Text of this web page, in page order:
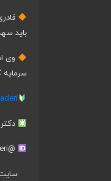
باید
وی
سرمایه گذاری که حداقل ۴۰ درصد
@dr_jafar_ghaderi